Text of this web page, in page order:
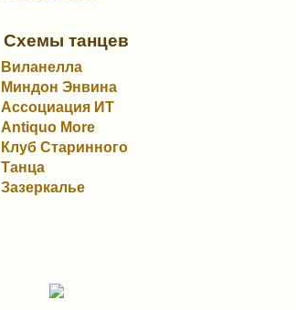
Схемы танцев
Виланелла
Миндон Энвина
Ассоциация ИТ
Antiquo More
Клуб Старинного
Танца
Зазеркалье